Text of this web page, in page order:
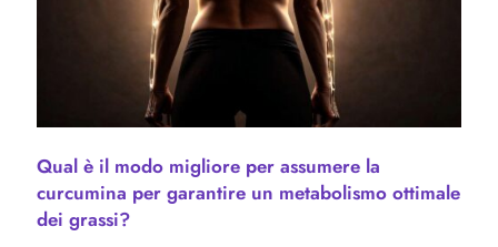
Qual è il modo migliore per assumere la
curcumina per garantire un metabolismo ottimale
dei grassi?